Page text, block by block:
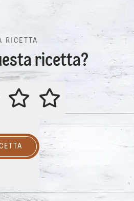
RICETTA
ricetta?
QUESTA RICETTA